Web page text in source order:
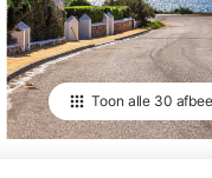
Toon alle 30